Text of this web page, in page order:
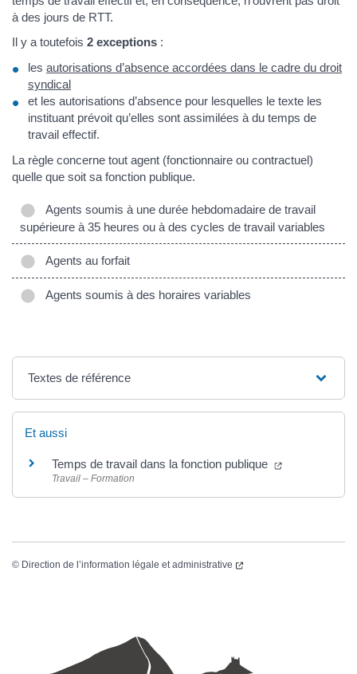
à des jours de RTT.
Il y a toutefois 2 exceptions :
les autorisations d’absence accordées dans le cadre du droit
syndical
et les autorisations d’absence pour lesquelles le texte les
instituant prévoit qu’elles sont assimilées à du temps de
travail effectif.
La règle concerne tout agent (fonctionnaire ou contractuel)
quelle que soit sa fonction publique.
Agents soumis à une durée hebdomadaire de travail
supérieure à 35 heures ou à des cycles de travail variables
Agents au forfait
Agents soumis à des horaires variables
Textes de référence
Et aussi
Temps de travail dans la fonction publique
Travail – Formation
© Direction de l’information légale et administrative